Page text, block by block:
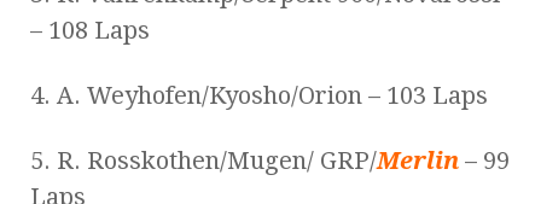
– 108 Laps
4. A. Weyhofen/Kyosho/Orion – 103 Laps
5. R. Rosskothen/Mugen/ GRP/Merlin – 99
Laps